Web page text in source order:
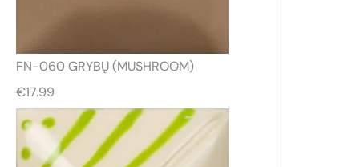
FN-060 GRYBŲ (MUSHROOM)
€17.99